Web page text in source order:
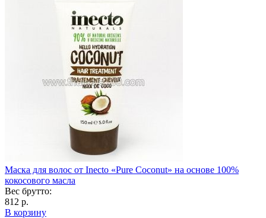
Маска для волос от Inecto «Pure Coconut» на основе 100%
кокосового масла
Вес брутто:
812 р.
В корзину